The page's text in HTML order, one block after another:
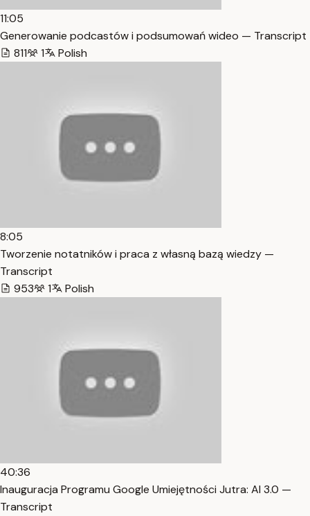
11:05
Generowanie podcastów i podsumowań wideo — Transcript
811
1 Polish
8:05
Tworzenie notatników i praca z własną bazą wiedzy —
Transcript
953
1 Polish
40:36
Inauguracja Programu Google Umiejętności Jutra: AI 3.0 —
Transcript